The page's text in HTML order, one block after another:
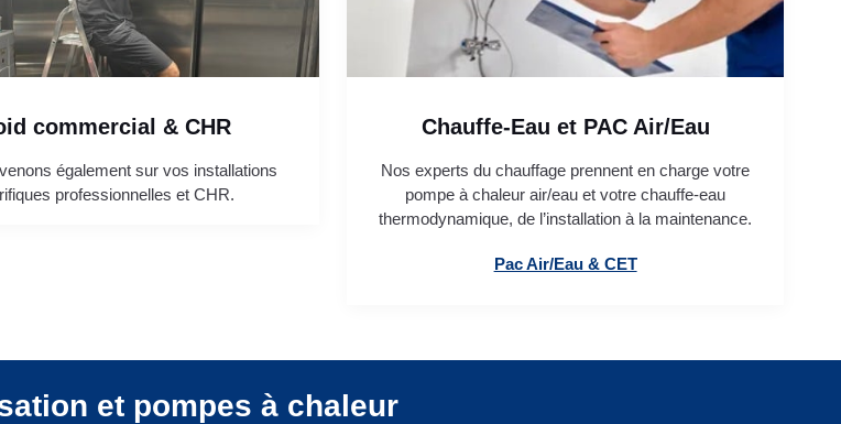
commercial & CHR
également sur vos installations
professionnelles et CHR.
Chauffe-Eau et PAC Air/Eau
Nos experts du chauffage prennent en charge votre
pompe à chaleur air/eau et votre chauffe-eau
thermodynamique, de l’installation à la maintenance.
Pac Air/Eau & CET
et pompes à chaleur